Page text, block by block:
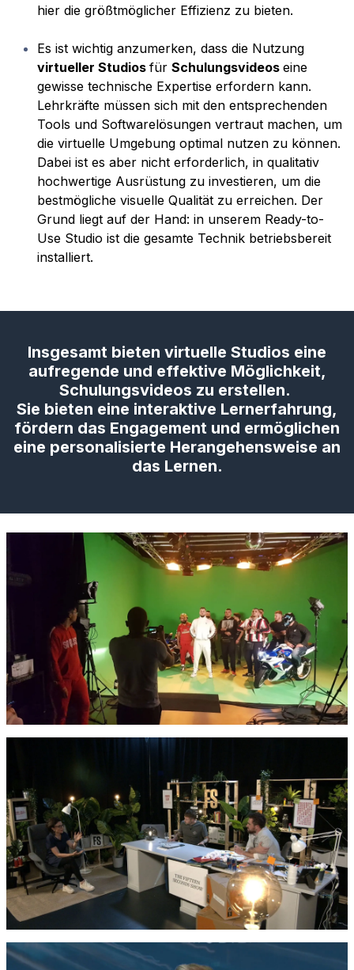
hier die größtmöglicher Effizienz zu bieten.
Es ist wichtig anzumerken, dass die Nutzung
virtueller Studios für Schulungsvideos eine
gewisse technische Expertise erfordern kann.
Lehrkräfte müssen sich mit den entsprechenden
Tools und Softwarelösungen vertraut machen, um
die virtuelle Umgebung optimal nutzen zu können.
Dabei ist es aber nicht erforderlich, in qualitativ
hochwertige Ausrüstung zu investieren, um die
bestmögliche visuelle Qualität zu erreichen. Der
Grund liegt auf der Hand: in unserem Ready-to-
Use Studio ist die gesamte Technik betriebsbereit
installiert.
Insgesamt bieten virtuelle Studios eine
aufregende und effektive Möglichkeit,
Schulungsvideos zu erstellen.
Sie bieten eine interaktive Lernerfahrung,
fördern das Engagement und ermöglichen
eine personalisierte Herangehensweise an
das Lernen.